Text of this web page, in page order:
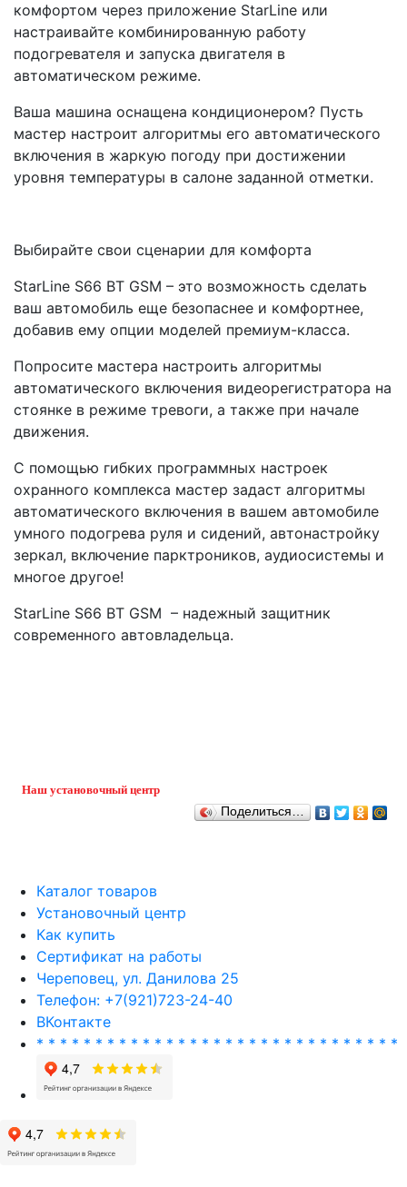
комфортом через приложение StarLine или
настраивайте комбинированную работу
подогревателя и запуска двигателя в
автоматическом режиме.
Ваша машина оснащена кондиционером? Пусть
мастер настроит алгоритмы его автоматического
включения в жаркую погоду при достижении
уровня температуры в салоне заданной отметки.
Выбирайте свои сценарии для комфорта
StarLine S66 BT GSM – это возможность сделать
ваш автомобиль еще безопаснее и комфортнее,
добавив ему опции моделей премиум-класса.
Попросите мастера настроить алгоритмы
автоматического включения видеорегистратора на
стоянке в режиме тревоги, а также при начале
движения.
С помощью гибких программных настроек
охранного комплекса мастер задаст алгоритмы
автоматического включения в вашем автомобиле
умного подогрева руля и сидений, автонастройку
зеркал, включение парктроников, аудиосистемы и
многое другое!
StarLine S66 BT GSM – надежный защитник
современного автовладельца.
Наш установочный центр
Поделиться…
Каталог товаров
Установочный центр
Как купить
Сертификат на работы
Череповец, ул. Данилова 25
Телефон: +7(921)723-24-40
ВКонтакте
* * * * * * * * * * * * * * * * * * * * * * * * * * * * * * *